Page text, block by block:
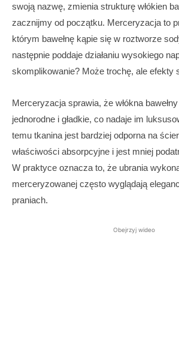
swoją nazwę, zmienia strukturę włókien
zacznijmy od początku. Merceryzacja to
którym bawełnę kąpie się w roztworze
następnie poddaje działaniu wysokiego
skomplikowanie? Może trochę, ale efekty
Merceryzacja sprawia, że włókna
jednorodne i gładkie, co nadaje im
temu tkanina jest bardziej odporna na
właściwości absorpcyjne i jest mniej
W praktyce oznacza to, że ubrania
merceryzowanej często wyglądają
praniach.
Obejrzyj wideo